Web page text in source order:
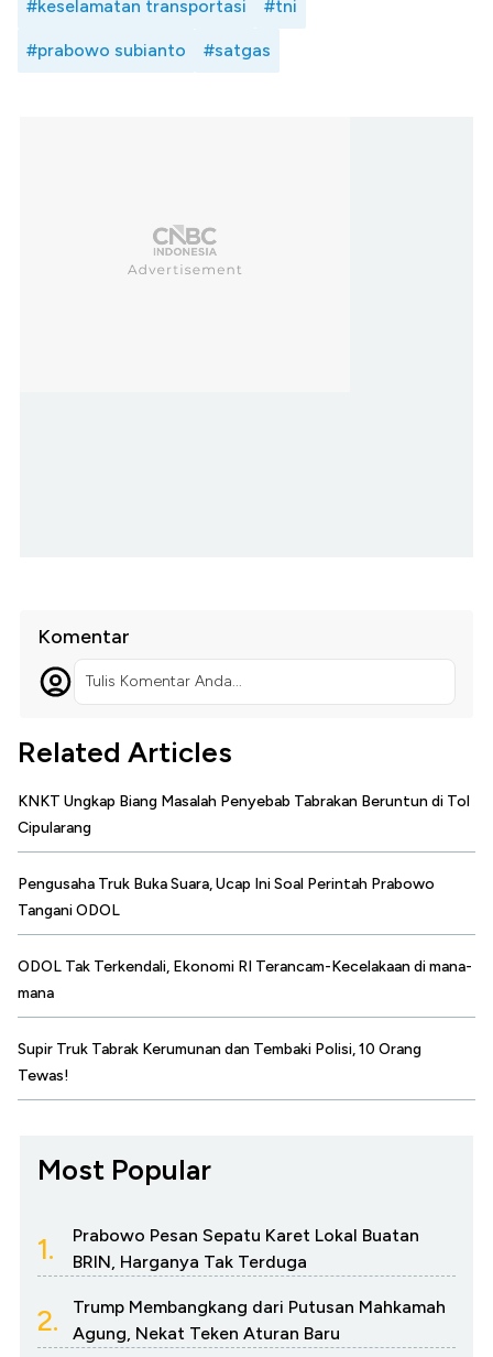
#keselamatan transportasi #tni
#prabowo subianto #satgas
Komentar
Tulis Komentar Anda...
Related Articles
KNKT Ungkap Biang Masalah Penyebab Tabrakan Beruntun di Tol
Cipularang
Pengusaha Truk Buka Suara, Ucap Ini Soal Perintah Prabowo
Tangani ODOL
ODOL Tak Terkendali, Ekonomi RI Terancam-Kecelakaan di mana-
mana
Supir Truk Tabrak Kerumunan dan Tembaki Polisi, 10 Orang
Tewas!
Most Popular
1.
Prabowo Pesan Sepatu Karet Lokal Buatan
BRIN, Harganya Tak Terduga
2.
Trump Membangkang dari Putusan Mahkamah
Agung, Nekat Teken Aturan Baru